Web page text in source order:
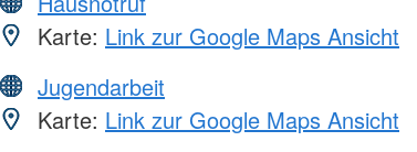
Karte: Link zur Google Maps Ansicht
Jugendarbeit
Karte: Link zur Google Maps Ansicht